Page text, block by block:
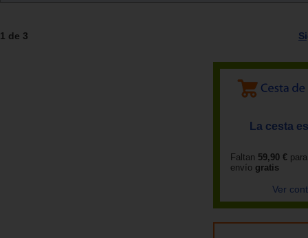
1 de 3
La cesta
Faltan 59,90 €
envío gratis
Ver